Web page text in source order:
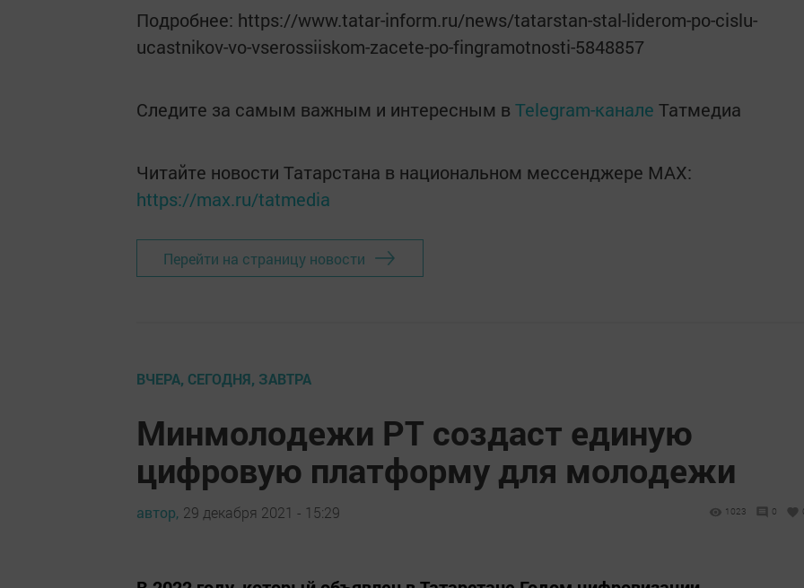
Подробнее: https://www.tatar-inform.ru/news/tatarstan-stal-liderom-po-cislu-
ucastnikov-vo-vserossiiskom-zacete-po-fingramotnosti-5848857
Следите за самым важным и интересным в Telegram-канале Татмедиа
Читайте новости Татарстана в национальном мессенджере MАХ:
https://max.ru/tatmedia
Перейти на страницу новости
ВЧЕРА, СЕГОДНЯ, ЗАВТРА
Минмолодежи РТ создаст единую
цифровую платформу для молодежи
автор, 29 декабря 2021 - 15:29 1023 0